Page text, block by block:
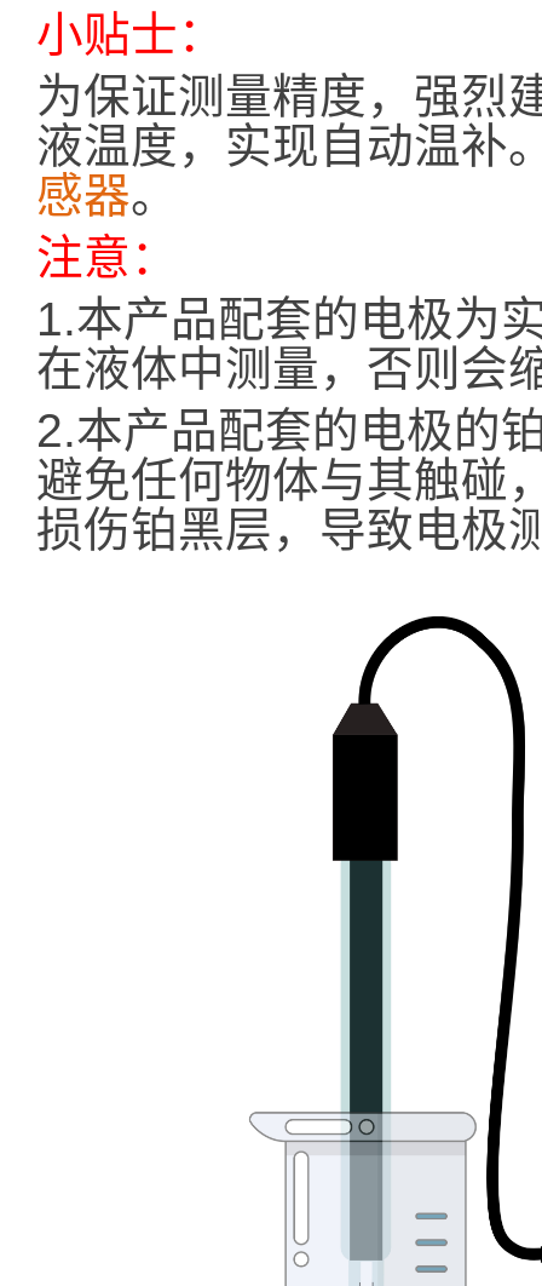
小贴士：
为保证测量精度，强烈
液温度，实现自动温补
感器。
注意：
1.本产品配套的电极为
在液体中测量，否则会
2.本产品配套的电极的
避免任何物体与其触碰
损伤铂黑层，导致电极